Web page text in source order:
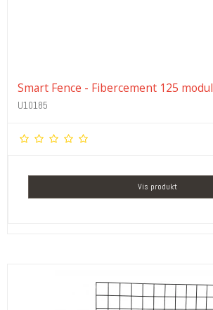
Smart Fence - Fibercement 125 modul
U10185
Vis produkt